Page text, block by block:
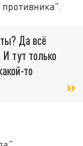
Да всё
тут только
то